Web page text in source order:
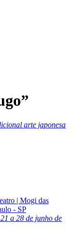
arte japonesa
| Mogi das
- SP
a 28 de junho de